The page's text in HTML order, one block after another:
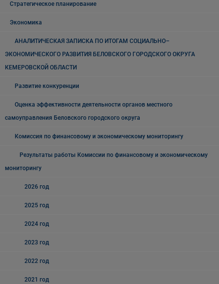
Стратегическое планирование
Экономика
АНАЛИТИЧЕСКАЯ ЗАПИСКА ПО ИТОГАМ СОЦИАЛЬНО–
ЭКОНОМИЧЕСКОГО РАЗВИТИЯ БЕЛОВСКОГО ГОРОДСКОГО ОКРУГА
КЕМЕРОВСКОЙ ОБЛАСТИ
Развитие конкуренции
Оценка эффективности деятельности органов местного
самоуправления Беловского городского округа
Комиссия по финансовому и экономическому мониторингу
Результаты работы Комиссии по финансовому и экономическому
мониторингу
2026 год
2025 год
2024 год
2023 год
2022 год
2021 год